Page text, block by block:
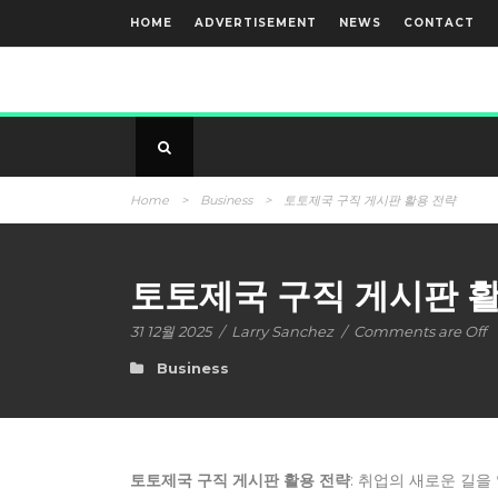
HOME ADVERTISEMENT NEWS CONTACT
Home > Business > 토토제국 구직 게시판 활용 전략
토토제국 구직 게시판
31 12월 2025 / Larry Sanchez / Comments are Off
Business
토토제국 구직 게시판 활용 전략: 취업의 새로운 길을